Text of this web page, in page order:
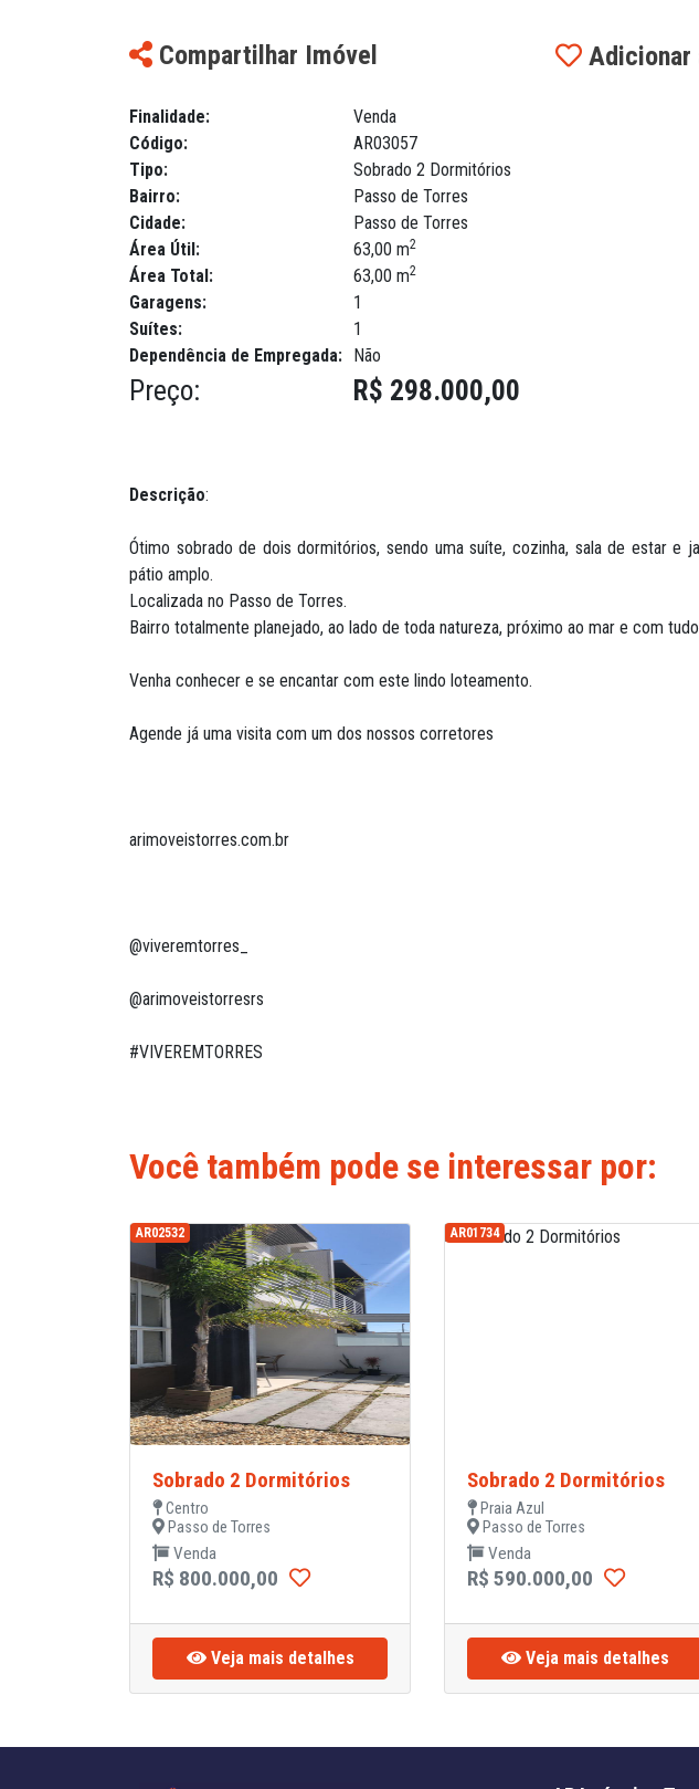
Compartilhar Imóvel Adicionar
Finalidade:
Código:
Tipo:
Bairro:
Cidade:
Área Útil:
Área Total:
Garagens:
Suítes:
Dependência de Empregada:
Preço:
Venda
AR03057
Sobrado 2 Dormitórios
Passo de Torres
Passo de Torres
63,00 m2
63,00 m2
1
1
Não
R$ 298.000,00
Descrição:
Ótimo sobrado de dois dormitórios, sendo uma suíte, cozinha, sala de estar e
pátio amplo.
Localizada no Passo de Torres.
Bairro totalmente planejado, ao lado de toda natureza, próximo ao mar e com
Venha conhecer e se encantar com este lindo loteamento.
Agende já uma visita com um dos nossos corretores
arimoveistorres.com.br
@viveremtorres_
@arimoveistorresrs
Você também pode se interessar por:
AR02532
Sobrado 2 Dormitórios
Centro
Passo de Torres
Venda
R$ 800.000,00
Veja mais detalhes
AR01734
Sobrado 2 Dormitórios
Praia Azul
Passo de Torres
Venda
R$ 590.000,00
Veja mais detalhes